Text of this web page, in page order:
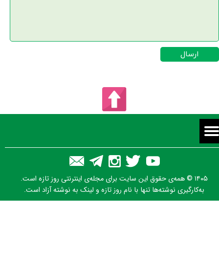
ارسال
۱۴۰۵ © همه‌ی حقوق این سایت برای مجله‌ی اینترنتی روز تازه است.
به‌کارگیری نوشته‌ها تنها با نام روز تازه و لینک به نوشته آزاد است.